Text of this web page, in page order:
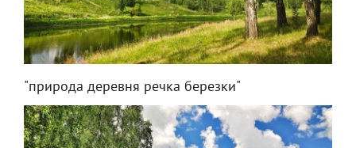
"природа деревня речка березки"